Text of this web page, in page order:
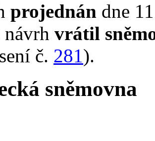
projednán dne
návrh vrátil
č. 281).
sněmovna